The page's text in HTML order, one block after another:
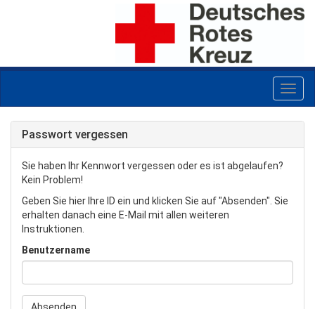
Passwort vergessen
Sie haben Ihr Kennwort vergessen oder es ist abgelaufen?
Kein Problem!
Geben Sie hier Ihre ID ein und klicken Sie auf "Absenden". Sie
erhalten danach eine E-Mail mit allen weiteren
Instruktionen.
Benutzername